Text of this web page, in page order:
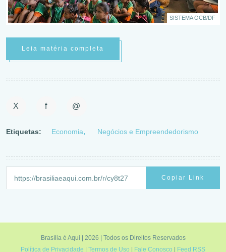
SISTEMA OCB/DF
Leia matéria completa
X f @
Etiquetas: Economia Negócios e Empreendedorismo
Copiar Link
Brasília é Aqui | 2026 | Todos os Direitos Reservados
Política de Privacidade
Termos de Uso Fale Conosco Feed RSS